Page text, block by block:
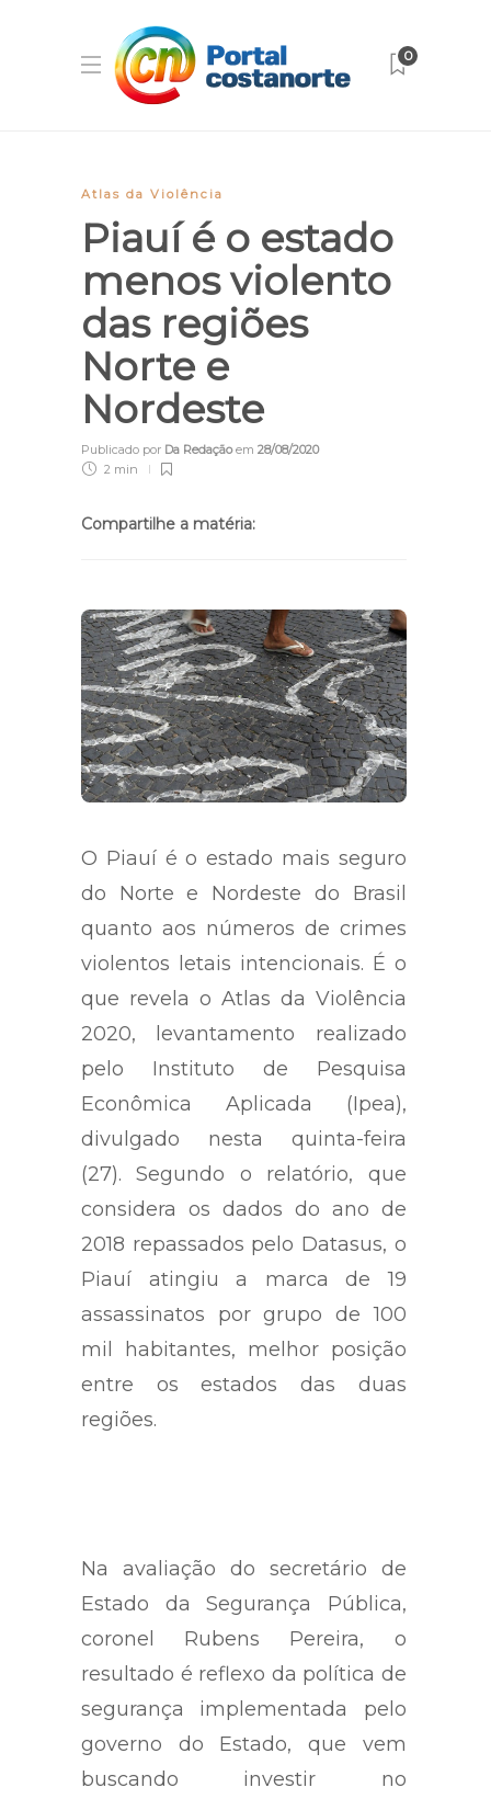
0
Atlas da Violência
Piauí é o estado
menos violento
das regiões
Norte e
Nordeste
O Piauí é o estado mais seguro
do Norte e Nordeste do Brasil
quanto aos números de crimes
violentos letais intencionais. É o
que revela o Atlas da Violência
2020, levantamento realizado
pelo Instituto de Pesquisa
Econômica Aplicada (Ipea),
divulgado nesta quinta-feira
(27). Segundo o relatório, que
considera os dados do ano de
2018 repassados pelo Datasus, o
Piauí atingiu a marca de 19
assassinatos por grupo de 100
mil habitantes, melhor posição
entre os estados das duas
Na avaliação do secretário de
Estado da Segurança Pública,
coronel Rubens Pereira, o
resultado é reflexo da política de
segurança implementada pelo
governo do Estado, que vem